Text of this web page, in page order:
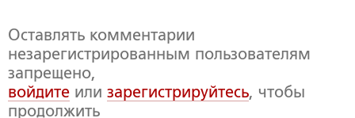
Оставлять комментарии
незарегистрированным пользователям
запрещено,
войдите или зарегистрируйтесь, чтобы
продолжить